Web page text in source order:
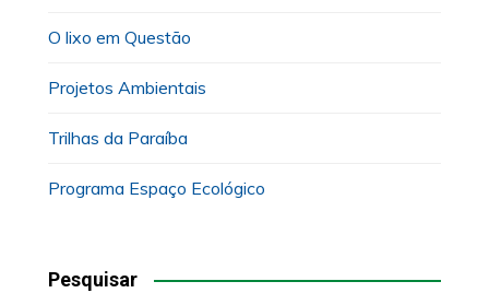
O lixo em Questão
Projetos Ambientais
Trilhas da Paraíba
Programa Espaço Ecológico
Pesquisar